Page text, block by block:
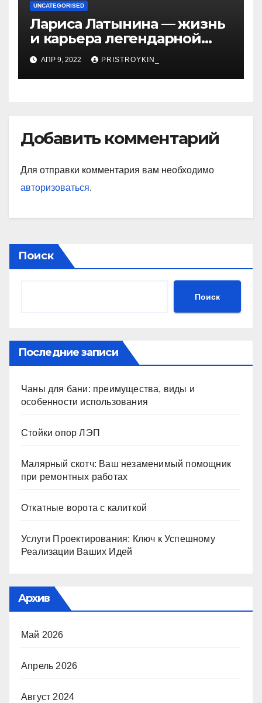
UNCATEGORISED
Лариса Латынина — жизнь
и карьера легендарной
советской гимнастки,
установившей мировые
рекорды и завоевавшей
АПР 9, 2022 PRISTROYKIN_
Добавить комментарий
Для отправки комментария вам необходимо
авторизоваться.
Поиск
Поиск
Последние записи
Чаны для бани: преимущества, виды и
особенности использования
Стойки опор ЛЭП
Малярный скотч: Ваш незаменимый помощник
при ремонтных работах
Откатные ворота с калиткой
Услуги Проектирования: Ключ к Успешному
Реализации Ваших Идей
Архив
Май 2026
Апрель 2026
Август 2024